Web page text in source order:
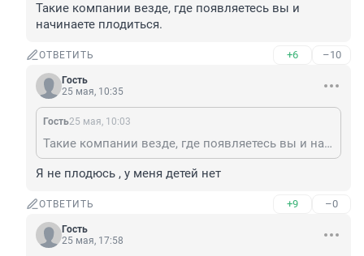
Такие компании везде, где появляетесь вы и
начинаете плодиться.
ОТВЕТИТЬ +6 –10
Гость
25 мая, 10:35
Гость25 мая, 10:03
Такие компании везде, где появляетесь вы и начинаете плодиться.
Я не плодюсь , у меня детей нет
ОТВЕТИТЬ +9 –0
Гость
25 мая, 17:58